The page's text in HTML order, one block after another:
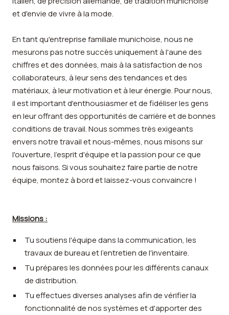
et d'envie de vivre à la mode.
En tant qu'entreprise familiale munichoise, nous ne
mesurons pas notre succès uniquement à l'aune des
chiffres et des données, mais à la satisfaction de nos
collaborateurs, à leur sens des tendances et des
matériaux, à leur motivation et à leur énergie. Pour nous,
il est important d'enthousiasmer et de fidéliser les gens
en leur offrant des opportunités de carrière et de bonnes
conditions de travail. Nous sommes très exigeants
envers notre travail et nous-mêmes, nous misons sur
l'ouverture, l'esprit d'équipe et la passion pour ce que
nous faisons. Si vous souhaitez faire partie de notre
équipe, montez à bord et laissez-vous convaincre !
Missions :
Tu soutiens l'équipe dans la communication, les
travaux de bureau et l'entretien de l'inventaire.
Tu prépares les données pour les différents canaux
de distribution.
Tu effectues diverses analyses afin de vérifier la
fonctionnalité de nos systèmes et d'apporter des